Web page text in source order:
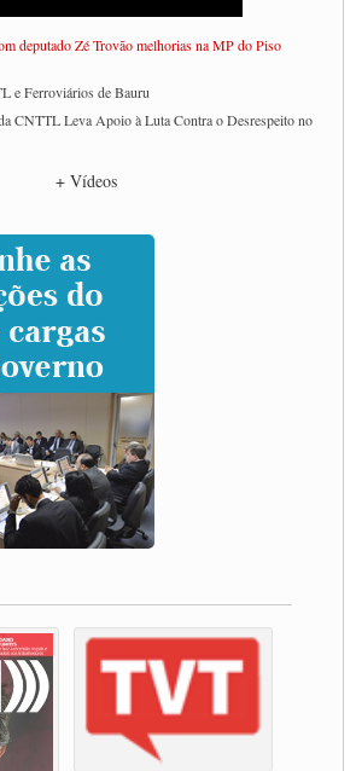
deputado Zé Trovão melhorias na MP do Piso
e Ferroviários de Bauru
CNTTL Leva Apoio à Luta Contra o Desrespeito no
e cobram diálogo com Lula
participam de debate sobre saúde nas
global para transporte rodoviário de cargas na
transporte de Cargas e Caminhoneiros Autonomos
EM APOIO A CLASSE TRABALHADORA
em Defesa do Estado Democrático de Direito
faz balanço do 3º Congresso da CNTTL
a partir do 1º de novembro
fazem Assembleia para avaliar proposta de reajuste
dos trabalhadores em transportes está mantido,
greve sanitária nesta terça-feira (20)
na #BR285, entrocamento que liga o Mercosul ao
faixas na Castello Branco e fazem protesto
Violência Contra Mulher e o Adoecimento da Classe
+ Vídeos